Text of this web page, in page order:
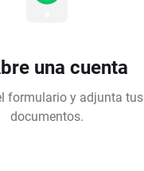
una cuenta
formulario y adjunta tus
documentos.